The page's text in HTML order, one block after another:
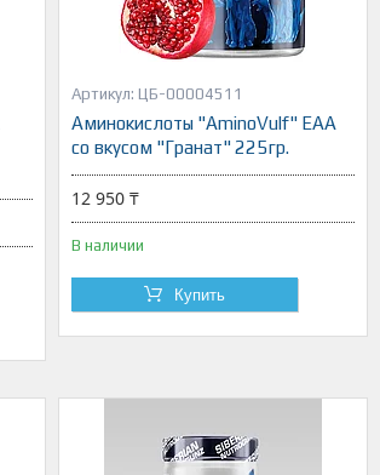
ЦБ-00004511
Аминокислоты "AminoVulf" ЕАА
со вкусом "Гранат" 225гр.
12 950 ₸
В наличии
Купить